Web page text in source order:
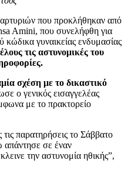
που προκλήθηκαν από
Amini, που συνελήφθη για
γυναικείας ενδυμασίας
τις αστυνομικές του
σχέση με το δικαστικό
ο γενικός εισαγγελέας
με το πρακτορείο
παρατηρήσεις το Σάββατο
απάντησε σε έναν
την αστυνομία ηθικής”,